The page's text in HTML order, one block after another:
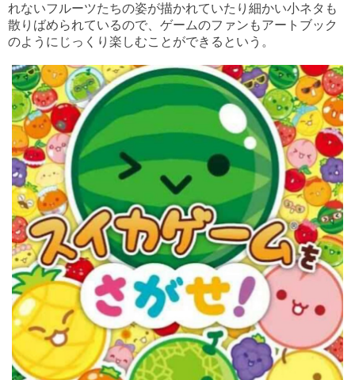
れないフルーツたちの姿が描かれていたり細かい小ネタも
散りばめられているので、ゲームのファンもアートブック
のようにじっくり楽しむことができるという。